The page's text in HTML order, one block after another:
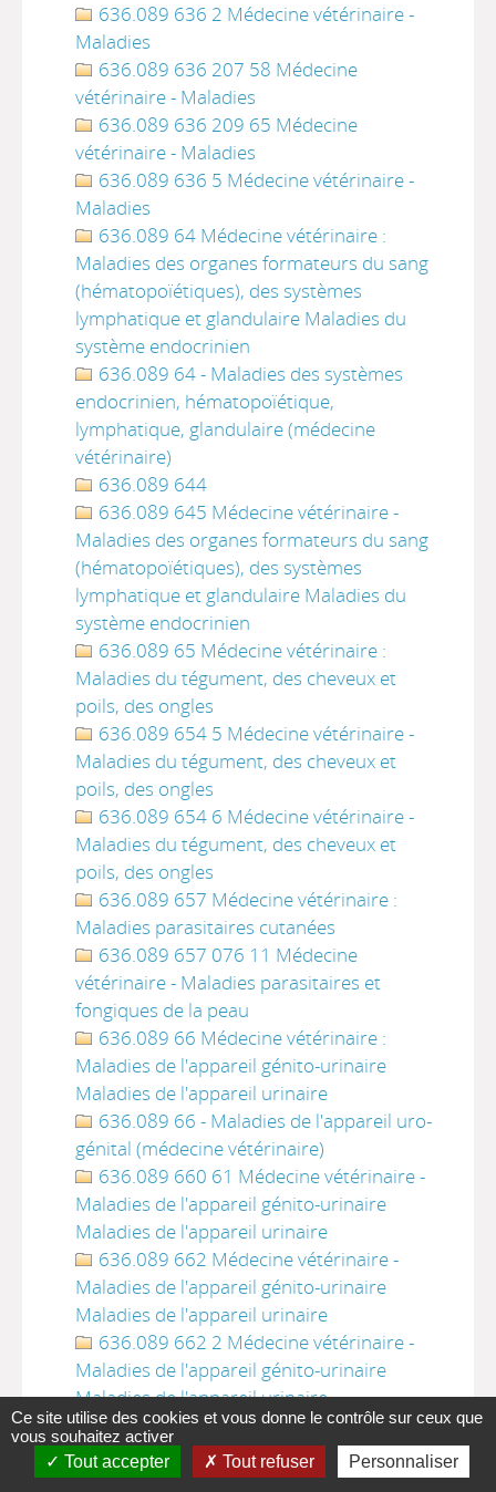
636.089 636 2 Médecine vétérinaire -
Maladies
636.089 636 207 58 Médecine
vétérinaire - Maladies
636.089 636 209 65 Médecine
vétérinaire - Maladies
636.089 636 5 Médecine vétérinaire -
Maladies
636.089 64 Médecine vétérinaire :
Maladies des organes formateurs du sang
(hématopoïétiques), des systèmes
lymphatique et glandulaire Maladies du
système endocrinien
636.089 64 - Maladies des systèmes
endocrinien, hématopoïétique,
lymphatique, glandulaire (médecine
vétérinaire)
636.089 644
636.089 645 Médecine vétérinaire -
Maladies des organes formateurs du sang
(hématopoïétiques), des systèmes
lymphatique et glandulaire Maladies du
système endocrinien
636.089 65 Médecine vétérinaire :
Maladies du tégument, des cheveux et
poils, des ongles
636.089 654 5 Médecine vétérinaire -
Maladies du tégument, des cheveux et
poils, des ongles
636.089 654 6 Médecine vétérinaire -
Maladies du tégument, des cheveux et
poils, des ongles
636.089 657 Médecine vétérinaire :
Maladies parasitaires cutanées
636.089 657 076 11 Médecine
vétérinaire - Maladies parasitaires et
fongiques de la peau
636.089 66 Médecine vétérinaire :
Maladies de l'appareil génito-urinaire
Maladies de l'appareil urinaire
636.089 66 - Maladies de l'appareil uro-
génital (médecine vétérinaire)
636.089 660 61 Médecine vétérinaire -
Maladies de l'appareil génito-urinaire
Maladies de l'appareil urinaire
636.089 662 Médecine vétérinaire -
Maladies de l'appareil génito-urinaire
Maladies de l'appareil urinaire
636.089 662 2 Médecine vétérinaire -
Maladies de l'appareil génito-urinaire
Maladies de l'appareil urinaire
636.089 665 Médecine vétérinaire -
Maladies de l'appareil génital
636.089 67 Maladies de l'appareil
Ce site utilise des cookies et vous donne le contrôle sur ceux que
vous souhaitez activer
Tout accepter
Tout refuser Personnaliser